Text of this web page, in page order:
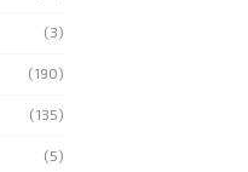
(3)
(190)
(135)
(5)